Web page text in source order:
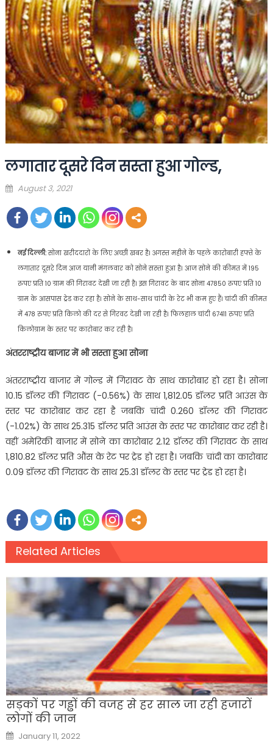
लगातार दूसरे दिन सस्ता हुआ गोल्ड,
Posted
August 3, 2021
नई दिल्ली:सोना खरीददारों के लिए अच्छी खबर है। अगस्त महीने के पहले कारोबारी हफ्ते के
लगातार दूसरे दिन आज यानी मंगलवार को सोने सस्ता हुआ है। आज सोने की कीमत में 195
रुपए प्रति 10 ग्राम की गिरावट देखी जा रही है। इस गिरावट के बाद सोना 47850 रुपए प्रति 10
ग्राम के आसपास ट्रेड कर रहा है। सोने के साथ-साथ चांदी के रेट भी कम हुए हैं। चांदी की कीमत
में 478 रुपए प्रति किलो की दर से गिरवट देखी जा रही है। फिलहाल चांदी 67411 रुपए प्रति
किलोग्राम के स्तर पर कारोबार कर रही है।
अंतरराष्ट्रीय बाजार में भी सस्ता हुआ सोना
अंतरराष्ट्रीय बाजार में गोल्ड में गिरावट के साथ कारोबार हो रहा है। सोना
10.15 डॉलर की गिरावट (-0.56%) के साथ 1,812.05 डॉलर प्रति आउंस के
स्तर पर कारोबार कर रहा है जबकि चांदी 0.260 डॉलर की गिरावट
(-1.02%) के साथ 25.315 डॉलर प्रति आउंस के स्तर पर कारोबार कर रही है।
वहीं अमेरिकी बाजार में सोने का कारोबार 2.12 डॉलर की गिरावट के साथ
1,810.82 डॉलर प्रति औंस के रेट पर ट्रेड हो रहा है। जबकि चांदी का कारोबार
0.09 डॉलर की गिरावट के साथ 25.31 डॉलर के स्तर पर ट्रेड हो रहा है।
Related Articles
सड़कों पर गड्ढों की वजह से हर साल जा रही हजारों
लोगों की जान
Posted
on
January 11, 2022